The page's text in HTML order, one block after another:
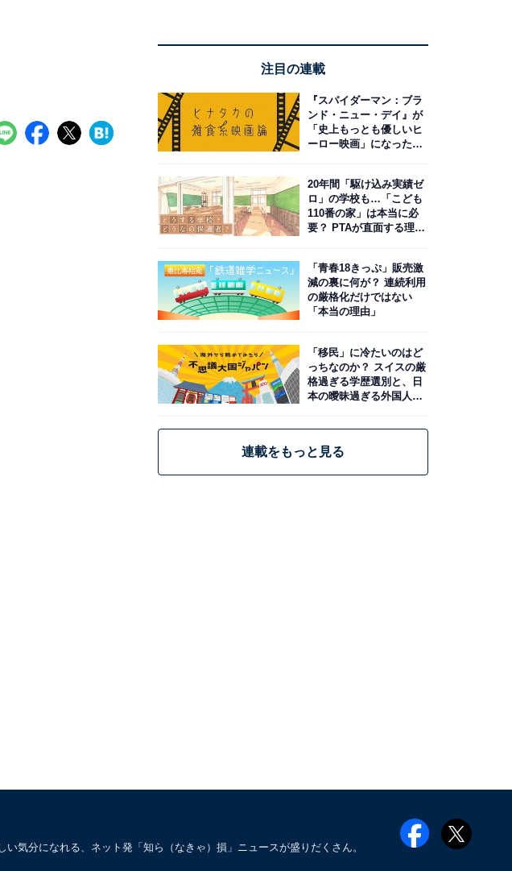
注目の連載
『スパイダーマン：ブラ
ンド・ニュー・デイ』が
「史上もっとも優しいヒ
ーロー映画」になった理
20年間「駆け込み実績ゼ
ロ」の学校も…「こども
110番の家」は本当に必
要？ PTAが直面する理想
「青春18きっぷ」販売激
減の裏に何が？ 連続利用
の厳格化だけではない
「本当の理由」
「移民」に冷たいのはど
っちなのか？ スイスの厳
格過ぎる学歴選別と、日
本の曖昧過ぎる外国人政
連載をもっと見る
気分になれる、ネット発「知ら（なきゃ）損」ニュースが盛りだくさん。